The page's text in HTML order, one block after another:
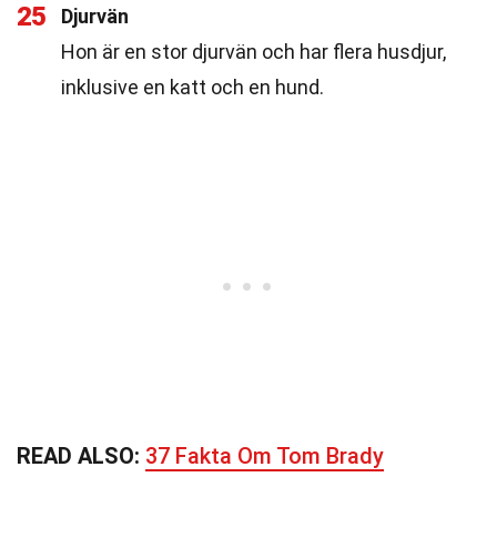
25
Djurvän
Hon är en stor djurvän och har flera husdjur,
inklusive en katt och en hund.
READ ALSO: 37 Fakta Om Tom Brady